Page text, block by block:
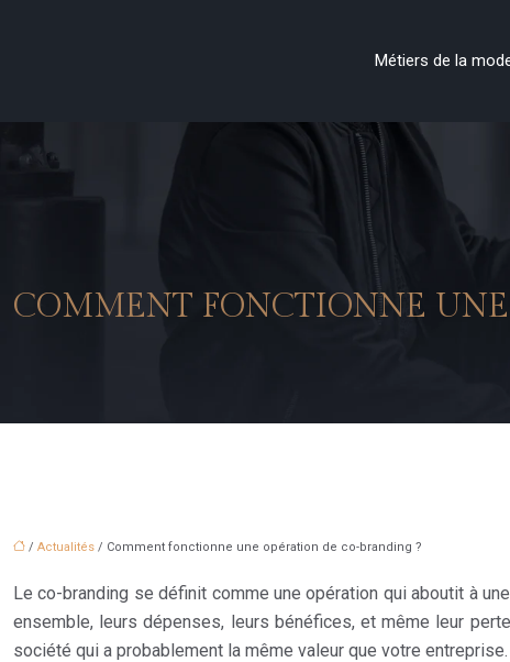
Métiers de la
COMMENT FONCTIONNE
/ Actualités / Comment fonctionne une opération de co-branding ?
Le co-branding se définit comme une opération qui aboutit à
ensemble, leurs dépenses, leurs bénéfices, et même leur
société qui a probablement la même valeur que votre